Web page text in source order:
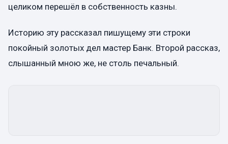
целиком перешёл в собственность казны.
Историю эту рассказал пишущему эти строки
покойный золотых дел мастер Банк. Второй рассказ,
слышанный мною же, не столь печальный.